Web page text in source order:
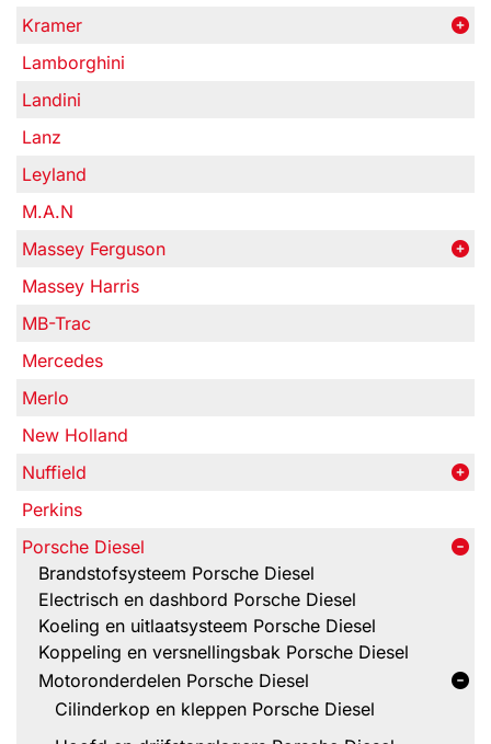
Kramer
Lamborghini
Landini
Lanz
Leyland
M.A.N
Massey Ferguson
Massey Harris
MB-Trac
Mercedes
Merlo
New Holland
Nuffield
Perkins
Porsche Diesel
Brandstofsysteem Porsche Diesel
Electrisch en dashbord Porsche Diesel
Koeling en uitlaatsysteem Porsche Diesel
Koppeling en versnellingsbak Porsche Diesel
Motoronderdelen Porsche Diesel
Cilinderkop en kleppen Porsche Diesel